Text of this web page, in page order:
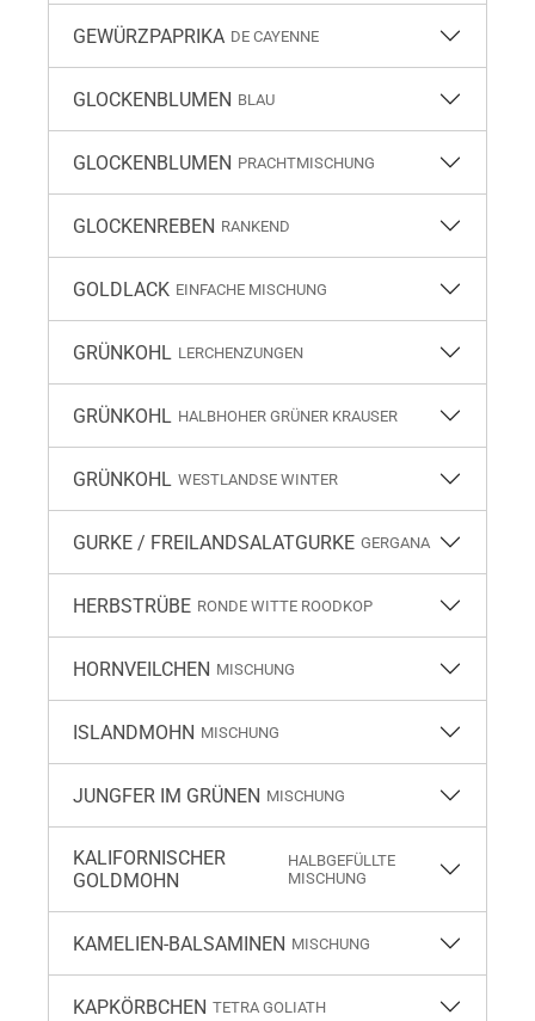
GEWÜRZPAPRIKA DE CAYENNE
GLOCKENBLUMEN BLAU
GLOCKENBLUMEN PRACHTMISCHUNG
GLOCKENREBEN RANKEND
GOLDLACK EINFACHE MISCHUNG
GRÜNKOHL LERCHENZUNGEN
GRÜNKOHL HALBHOHER GRÜNER KRAUSER
GRÜNKOHL WESTLANDSE WINTER
GURKE / FREILANDSALATGURKE GERGANA
HERBSTRÜBE RONDE WITTE ROODKOP
HORNVEILCHEN MISCHUNG
ISLANDMOHN MISCHUNG
JUNGFER IM GRÜNEN MISCHUNG
KALIFORNISCHER
GOLDMOHN
HALBGEFÜLLTE
MISCHUNG
KAMELIEN-BALSAMINEN MISCHUNG
KAPKÖRBCHEN TETRA GOLIATH